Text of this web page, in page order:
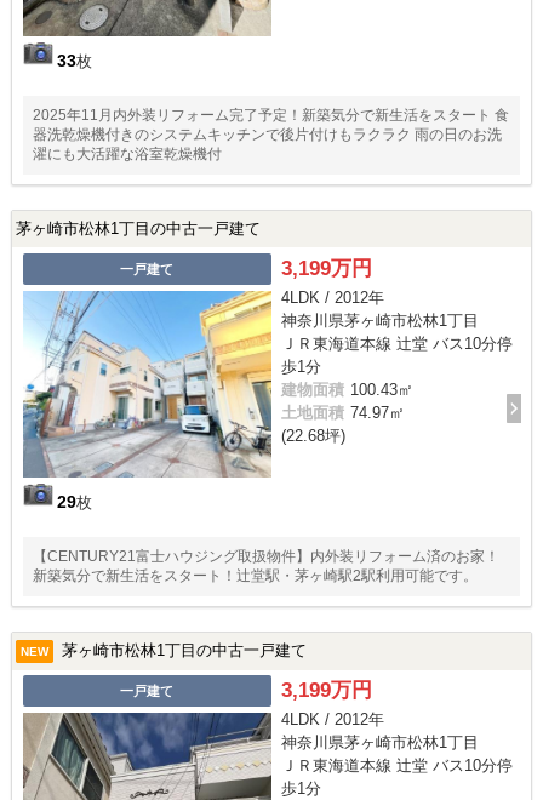
33枚
2025年11月内外装リフォーム完了予定！新築気分で新生活をスタート 食
器洗乾燥機付きのシステムキッチンで後片付けもラクラク 雨の日のお洗
濯にも大活躍な浴室乾燥機付
茅ヶ崎市松林1丁目の中古一戸建て
一戸建て
29枚
3,199万円
4LDK / 2012年
神奈川県茅ヶ崎市松林1丁目
ＪＲ東海道本線 辻堂 バス10分停
歩1分
建物面積 100.43㎡
土地面積 74.97㎡
(22.68坪)
【CENTURY21富士ハウジング取扱物件】内外装リフォーム済のお家！
新築気分で新生活をスタート！辻堂駅・茅ヶ崎駅2駅利用可能です。
NEW 茅ヶ崎市松林1丁目の中古一戸建て
一戸建て 3,199万円
4LDK / 2012年
神奈川県茅ヶ崎市松林1丁目
ＪＲ東海道本線 辻堂 バス10分停
歩1分